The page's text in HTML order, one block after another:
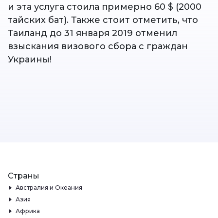
и эта услуга стоила примерно 60 $ (2000
тайских бат). Также стоит отметить, что
Таиланд до 31 января 2019 отменил
взыскания визового сбора с граждан
Украины!
Страны
Австралия и Океания
Азия
Африка